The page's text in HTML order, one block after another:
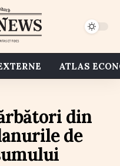
ATLAS
din
de